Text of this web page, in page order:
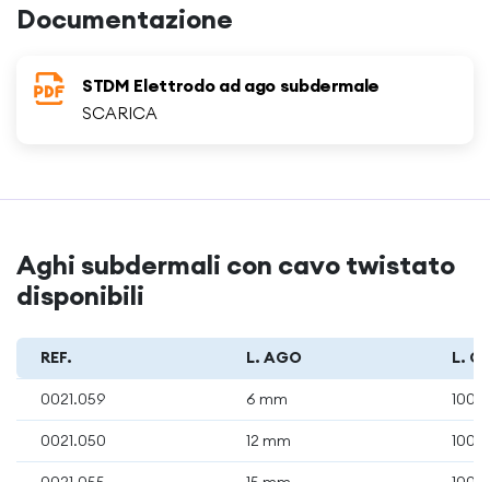
Documentazione
STDM Elettrodo ad ago subdermale
SCARICA
Aghi subdermali con cavo twistato
disponibili
REF. L. AGO L.
0021.059 6 mm 100
0021.050 12 mm 100